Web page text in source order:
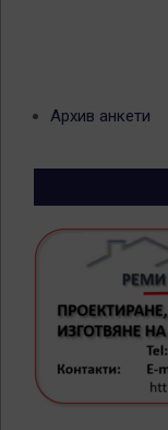
Архив анкети